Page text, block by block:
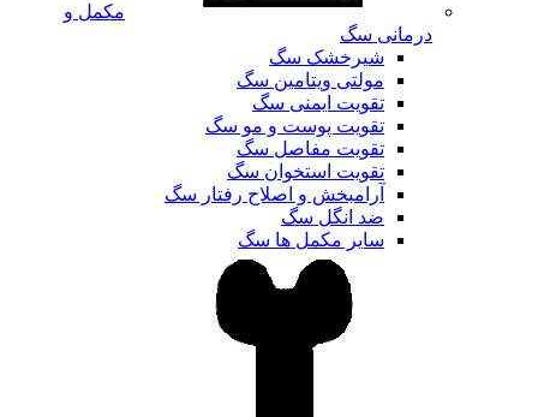
مکمل و
درمانی سگ
شیرخشک سگ
مولتی ویتامین سگ
تقویت ایمنی سگ
تقویت پوست و مو سگ
تقویت مفاصل سگ
تقویت استخوان سگ
آرامبخش و اصلاح رفتار سگ
ضد انگل سگ
سایر مکمل ها سگ